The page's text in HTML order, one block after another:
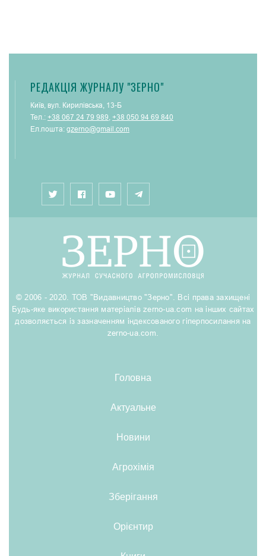
РЕДАКЦІЯ ЖУРНАЛУ "ЗЕРНО"
Київ, вул. Кирилівська, 13-Б
Тел.: +38 067 24 79 989 +38 050 94 69 840
Ел.пошта: gzerno@gmail.com
© 2006 - 2020. ТОВ "Видавництво "Зерно". Всі права захищені
Будь-яке використання матеріалів zerno-ua.com на інших сайтах
дозволяється із зазначенням індексованого гіперпосилання на
zerno-ua.com.
Головна
Актуальне
Новини
Агрохімія
Зберігання
Орієнтир